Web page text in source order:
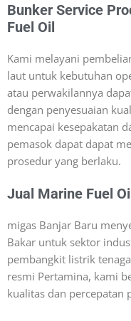
Bunker Service
Fuel Oil
Kami melayani
laut untuk kebutuhan
atau perwakilannya
dengan penyesuaian
mencapai kesepakatan
pemasok dapat dapat
prosedur yang berlaku.
Jual Marine Fuel
migas Banjar Baru
Bakar untuk sektor
pembangkit listrik
resmi Pertamina, kami
kualitas dan percepatan